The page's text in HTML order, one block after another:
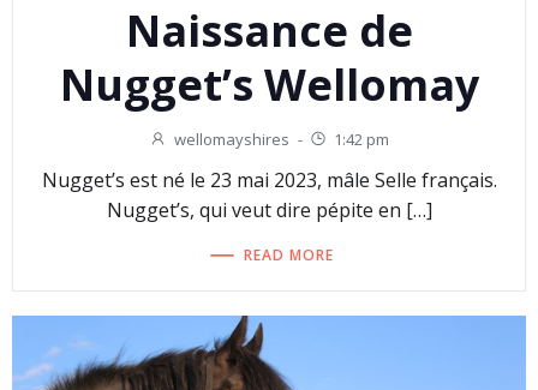
Naissance de
Nugget’s Wellomay
wellomayshires - 1:42 pm
Nugget’s est né le 23 mai 2023, mâle Selle français.
Nugget’s, qui veut dire pépite en […]
READ MORE